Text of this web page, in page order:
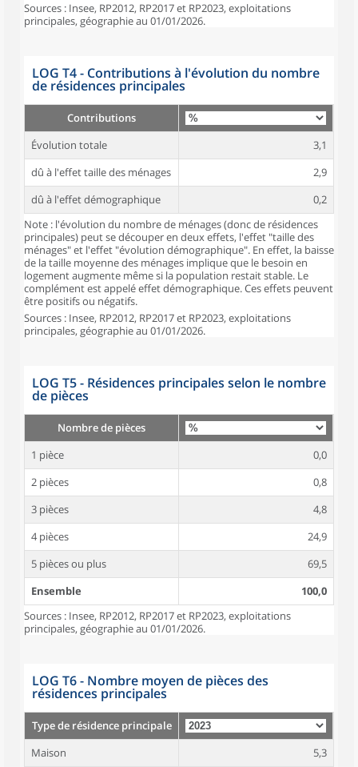
Sources : Insee, RP2012, RP2017 et RP2023, exploitations
principales, géographie au 01/01/2026.
LOG T4 - Contributions à l'évolution du nombre
de résidences principales
Contributions
Évolution totale
3,1
dû à l'effet taille des ménages
2,9
dû à l'effet démographique
0,2
Note : l'évolution du nombre de ménages (donc de résidences
principales) peut se découper en deux effets, l'effet "taille des
ménages" et l'effet "évolution démographique". En effet, la baisse
de la taille moyenne des ménages implique que le besoin en
logement augmente même si la population restait stable. Le
complément est appelé effet démographique. Ces effets peuvent
être positifs ou négatifs.
Sources : Insee, RP2012, RP2017 et RP2023, exploitations
principales, géographie au 01/01/2026.
LOG T5 - Résidences principales selon le nombre
de pièces
Nombre de pièces
1 pièce
0,0
2 pièces
0,8
3 pièces
4,8
4 pièces
24,9
5 pièces ou plus
69,5
Ensemble
100,0
Sources : Insee, RP2012, RP2017 et RP2023, exploitations
principales, géographie au 01/01/2026.
LOG T6 - Nombre moyen de pièces des
résidences principales
Type de résidence principale
Maison
5,3